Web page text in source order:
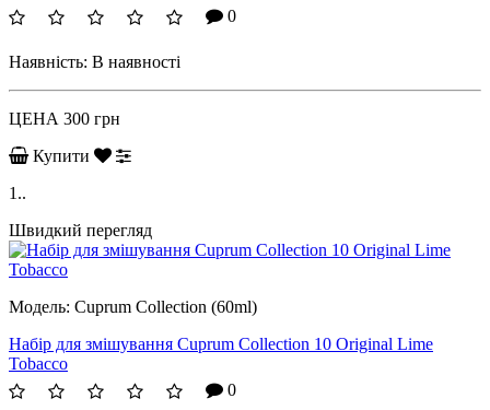
0
Наявність: В наявності
ЦЕНА 300 грн
Купити
1..
Швидкий перегляд
Модель: Cuprum Collection (60ml)
Набір для змішування Cuprum Collection 10 Original Lime
Tobacco
0